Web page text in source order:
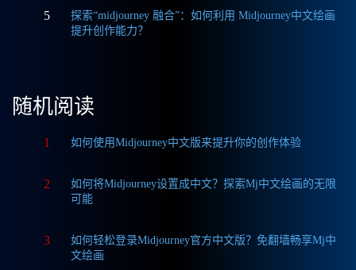
5
探索“midjourney 融合”：如何利用 Midjourney中文绘画
提升创作能力？
随机阅读
1 如何使用Midjourney中文版来提升你的创作体验
2
如何将Midjourney设置成中文？探索Mj中文绘画的无限
可能
3
如何轻松登录Midjourney官方中文版？免翻墙畅享Mj中
文绘画